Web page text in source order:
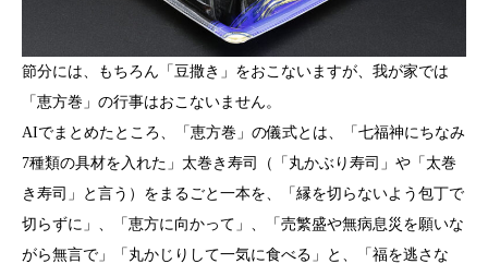
節分には、もちろん「豆撒き」をおこないますが、我が家では
「恵方巻」の行事はおこないません。
AIでまとめたところ、「恵方巻」の儀式とは、「七福神にちなみ
7種類の具材を入れた」太巻き寿司（「丸かぶり寿司」や「太巻
き寿司」と言う）をまるごと一本を、「縁を切らないよう包丁で
切らずに」、「恵方に向かって」、「売繁盛や無病息災を願いな
がら無言で」「丸かじりして一気に食べる」と、「福を逃さな